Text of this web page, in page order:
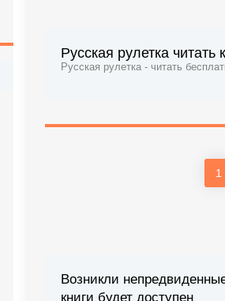
Русская рулетка читать
Русская рулетка - читать
1
Возникли
книги будет доступен